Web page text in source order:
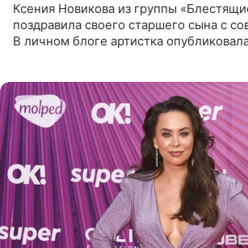
Ксения Новикова из группы
поздравила своего старшего сына с
В личном блоге артистка